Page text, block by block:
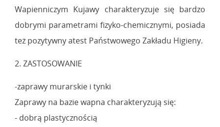
Wapienniczym Kujawy charakteryzuje się bardzo
dobrymi parametrami fizyko-chemicznymi, posiada
też pozytywny atest Państwowego Zakładu Higieny.
2. ZASTOSOWANIE
-zaprawy murarskie i tynki
Zaprawy na bazie wapna charakteryzują się:
- dobrą plastycznością